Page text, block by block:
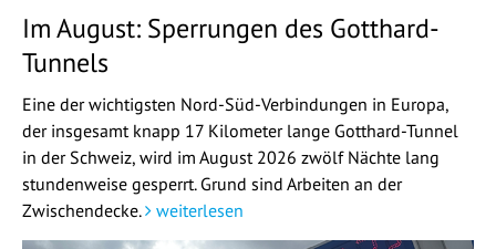
Im August: Sperrungen des Gotthard-
Tunnels
Eine der wichtigsten Nord-Süd-Verbindungen in Europa,
der insgesamt knapp 17 Kilometer lange Gotthard-Tunnel
in der Schweiz, wird im August 2026 zwölf Nächte lang
stundenweise gesperrt. Grund sind Arbeiten an der
Zwischendecke.
weiterlesen